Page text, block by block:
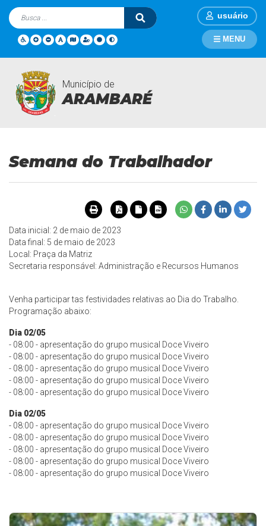
usuário
Município de
ARAMBARÉ
MENU
Eventos Página Inicial
Semana do Trabalhador
Data inicial: 2 de maio de 2023
Data final: 5 de maio de 2023
Local: Praça da Matriz
Secretaria responsável: Administração e Recursos Humanos
Venha participar tas festividades relativas ao Dia do Trabalho.
Programação abaixo:
Dia 02/05
- 08:00 - apresentação do grupo musical Doce Viveiro
- 08:00 - apresentação do grupo musical Doce Viveiro
- 08:00 - apresentação do grupo musical Doce Viveiro
- 08:00 - apresentação do grupo musical Doce Viveiro
- 08:00 - apresentação do grupo musical Doce Viveiro
Dia 02/05
- 08:00 - apresentação do grupo musical Doce Viveiro
- 08:00 - apresentação do grupo musical Doce Viveiro
- 08:00 - apresentação do grupo musical Doce Viveiro
- 08:00 - apresentação do grupo musical Doce Viveiro
- 08:00 - apresentação do grupo musical Doce Viveiro